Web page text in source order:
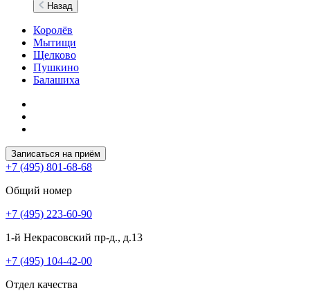
Назад
Королёв
Мытищи
Щелково
Пушкино
Балашиха
Записаться на приём
+7 (495) 801-68-68
Общий номер
+7 (495) 223-60-90
1-й Некрасовский пр-д., д.13
+7 (495) 104-42-00
Отдел качества